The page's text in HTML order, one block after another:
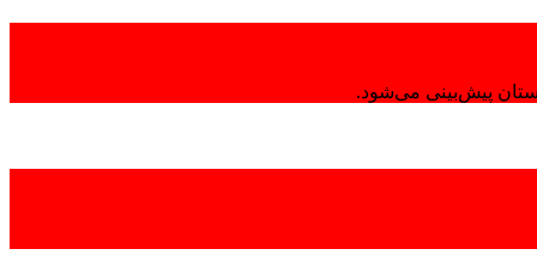
پیش‌بینی می‌شود.